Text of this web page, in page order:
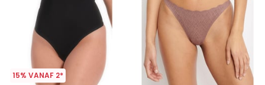
15% VANAF 2*